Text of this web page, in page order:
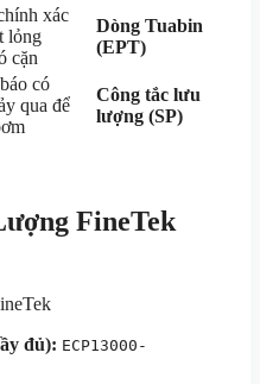
xác
lỏng
cặn
Dòng Tuabin
(EPT)
có
qua để
Công tắc lưu
lượng (SP)
FineTek
đủ): ECP13000-